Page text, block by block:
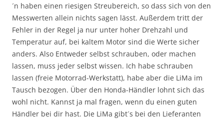
´n haben einen riesigen Streubereich, so dass sich von den
Messwerten allein nichts sagen lässt. Außerdem tritt der
Fehler in der Regel ja nur unter hoher Drehzahl und
Temperatur auf, bei kaltem Motor sind die Werte sicher
anders. Also Entweder selbst schrauben, oder machen
lassen, muss jeder selbst wissen. Ich habe schrauben
lassen (freie Motorrad-Werkstatt), habe aber die LiMa im
Tausch bezogen. Über den Honda-Händler lohnt sich das
wohl nicht. Kannst ja mal fragen, wenn du einen guten
Händler bei dir hast. Die LiMa gibt´s bei den Lieferanten